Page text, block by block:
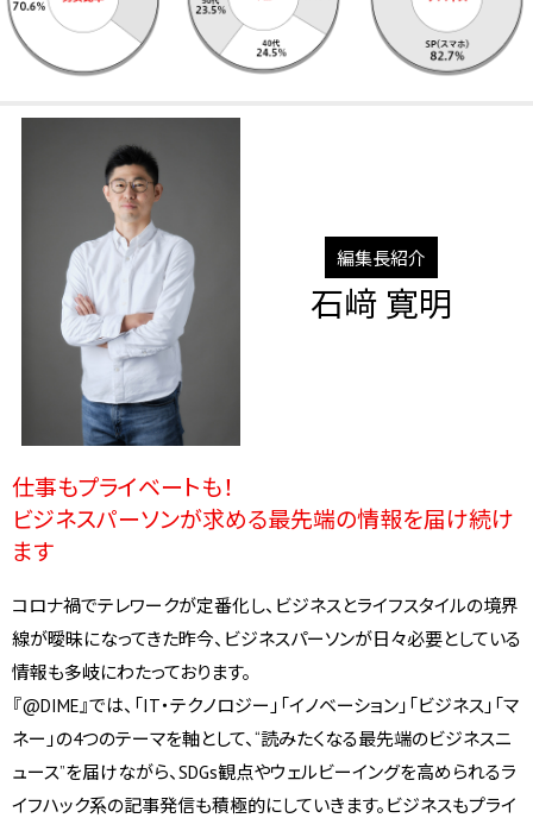
編集長紹介
石﨑 寛明
仕事もプライベートも！
ビジネスパーソンが求める最先端の情報を届け続け
ます
コロナ禍でテレワークが定番化し、ビジネスとライフスタイルの境界
線が曖昧になってきた昨今、ビジネスパーソンが日々必要としている
情報も多岐にわたっております。
『@DIME』では、「IT・テクノロジー」「イノベーション」「ビジネス」「マ
ネー」の4つのテーマを軸として、“読みたくなる最先端のビジネスニ
ュース”を届けながら、SDGs観点やウェルビーイングを高められるラ
イフハック系の記事発信も積極的にしていきます。ビジネスもプライ